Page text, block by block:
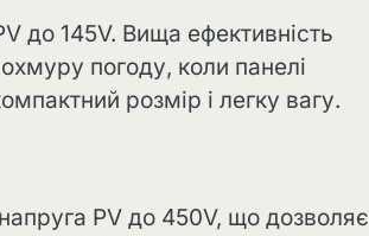
до 145V. Вища ефективність
погоду, коли панелі
розмір і легку вагу.
PV до 450V, що дозволяє